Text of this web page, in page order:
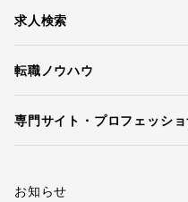
求人検索
転職ノウハウ
専門サイト・プロフェッシ
お知らせ